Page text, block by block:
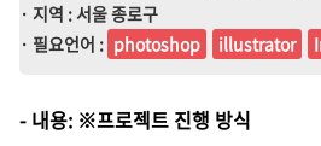
· 지역 : 서울 종로구
· 필요언어 : photoshop illustrator
- 내용: ※프로젝트 진행 방식